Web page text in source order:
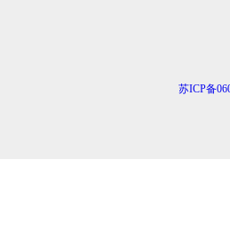
苏ICP备